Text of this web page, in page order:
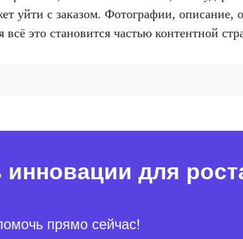
уйти с заказом. Фотографии,
всё это становится частью контентной
инновации для
прямо сейчас!